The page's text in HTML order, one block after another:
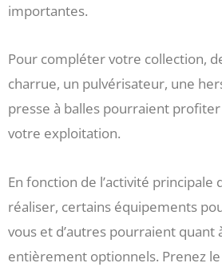
importantes.
Pour compléter votre collection,
charrue, un pulvérisateur, une
presse à balles pourraient
votre exploitation.
En fonction de l’activité principale
réaliser, certains équipements
vous et d’autres pourraient quant
entièrement optionnels. Prenez